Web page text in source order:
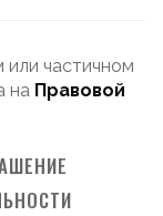
частичном
на Правовой